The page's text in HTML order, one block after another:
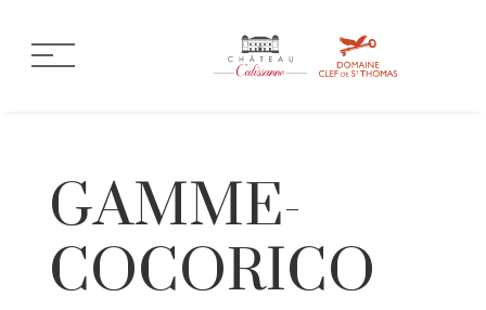
GAMME-
COCORICO